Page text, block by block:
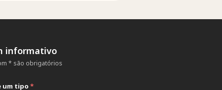
informativo
* são obrigatórios
um tipo *